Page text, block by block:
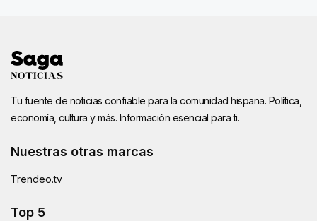
Tu fuente de noticias confiable para la comunidad hispana. Política,
economía, cultura y más. Información esencial para ti.
Nuestras otras marcas
Trendeo.tv
Top 5